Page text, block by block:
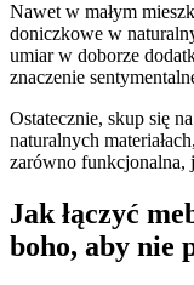
Nawet w małym
doniczkowe w
umiar w doborze
znaczenie
Ostatecznie, skup się
naturalnych
zarówno funkcjonalna,
Jak łączyć
boho, aby nie